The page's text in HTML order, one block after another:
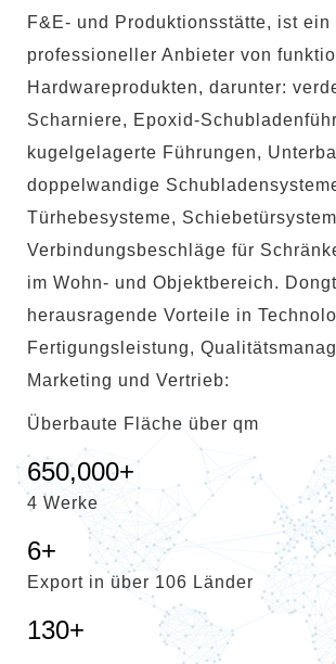
F&E- und Produktionsstätte, ist ein
professioneller Anbieter von
Hardwareprodukten, darunter:
Scharniere, Epoxid-
kugelgelagerte Führungen,
doppelwandige
Türhebesysteme,
Verbindungsbeschläge für
im Wohn- und Objektbereich.
herausragende Vorteile in
Fertigungsleistung,
Marketing und Vertrieb:
Überbaute Fläche über qm
650,000+
4 Werke
6+
Export in über 106 Länder
130+